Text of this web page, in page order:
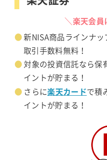
＼楽天会員
新NISA商品ラインナ
取引手数料無料！
対象の投資信託なら保
イントが貯まる！
さらに楽天カードで積
イントが貯まる！